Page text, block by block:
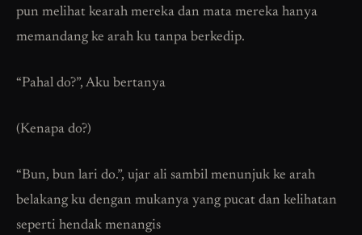
pun melihat kearah mereka dan mata mereka hanya
memandang ke arah ku tanpa berkedip.
“Pahal do?”, Aku bertanya
(Kenapa do?)
“Bun, bun lari do.”, ujar ali sambil menunjuk ke arah
belakang ku dengan mukanya yang pucat dan kelihatan
seperti hendak menangis